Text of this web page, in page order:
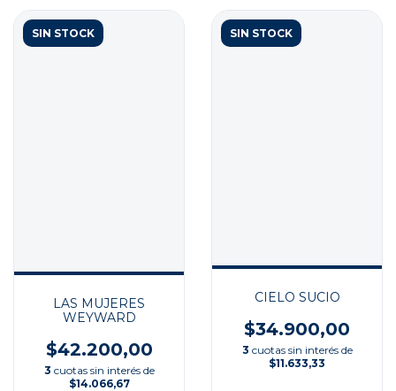
SIN STOCK
LAS MUJERES
WEYWARD
$42.200,00
3 cuotas sin interés de
$14.066,67
SIN STOCK
CIELO SUCIO
$34.900,00
3 cuotas sin interés de
$11.633,33